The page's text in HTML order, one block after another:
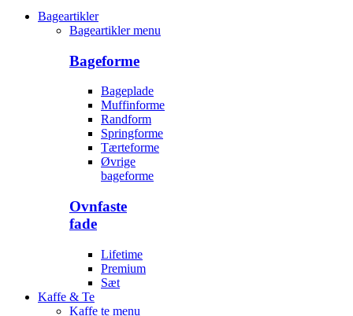
Bageartikler
Bageartikler menu
Bageforme
Bageplade
Muffinforme
Randform
Springforme
Tærteforme
Øvrige
bageforme
Ovnfaste
fade
Lifetime
Premium
Sæt
Kaffe & Te
Kaffe te menu